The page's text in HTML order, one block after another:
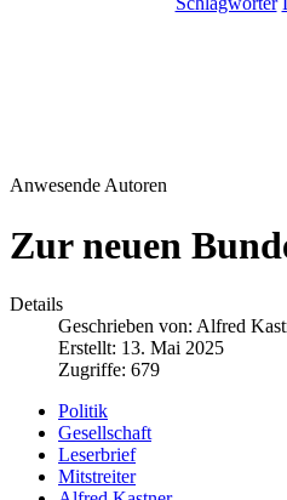
Anwesende Autoren
Zur neuen
Details
Geschrieben von: Alfred
Erstellt: 13. Mai 2025
Zugriffe: 679
Politik
Gesellschaft
Leserbrief
Mitstreiter